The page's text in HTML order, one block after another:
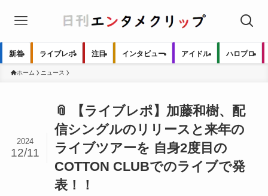
新着 ライブレポ 注目 インタビュー アイドル ハロプロ
ホーム ニュース
📎 【ライブレポ】加藤和樹、配
信シングルのリリースと来年の
ライブツアーを 自身2度目の
COTTON CLUBでのライブで発
表！！
2024
12/11